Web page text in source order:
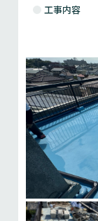
工事内容